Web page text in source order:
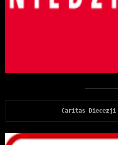
Caritas Diecezji